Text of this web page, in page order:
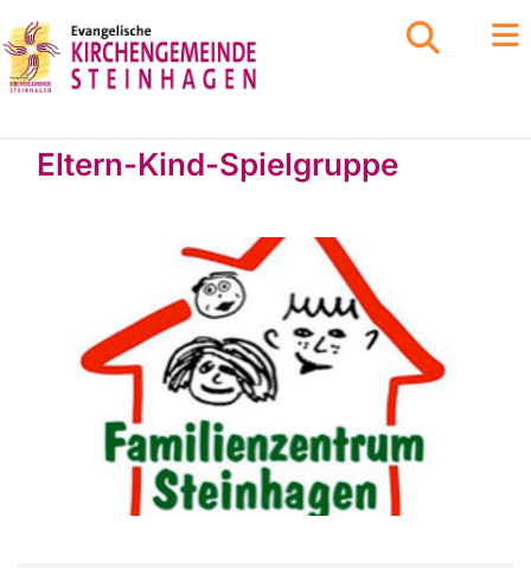
Eltern-Kind-Spielgruppe